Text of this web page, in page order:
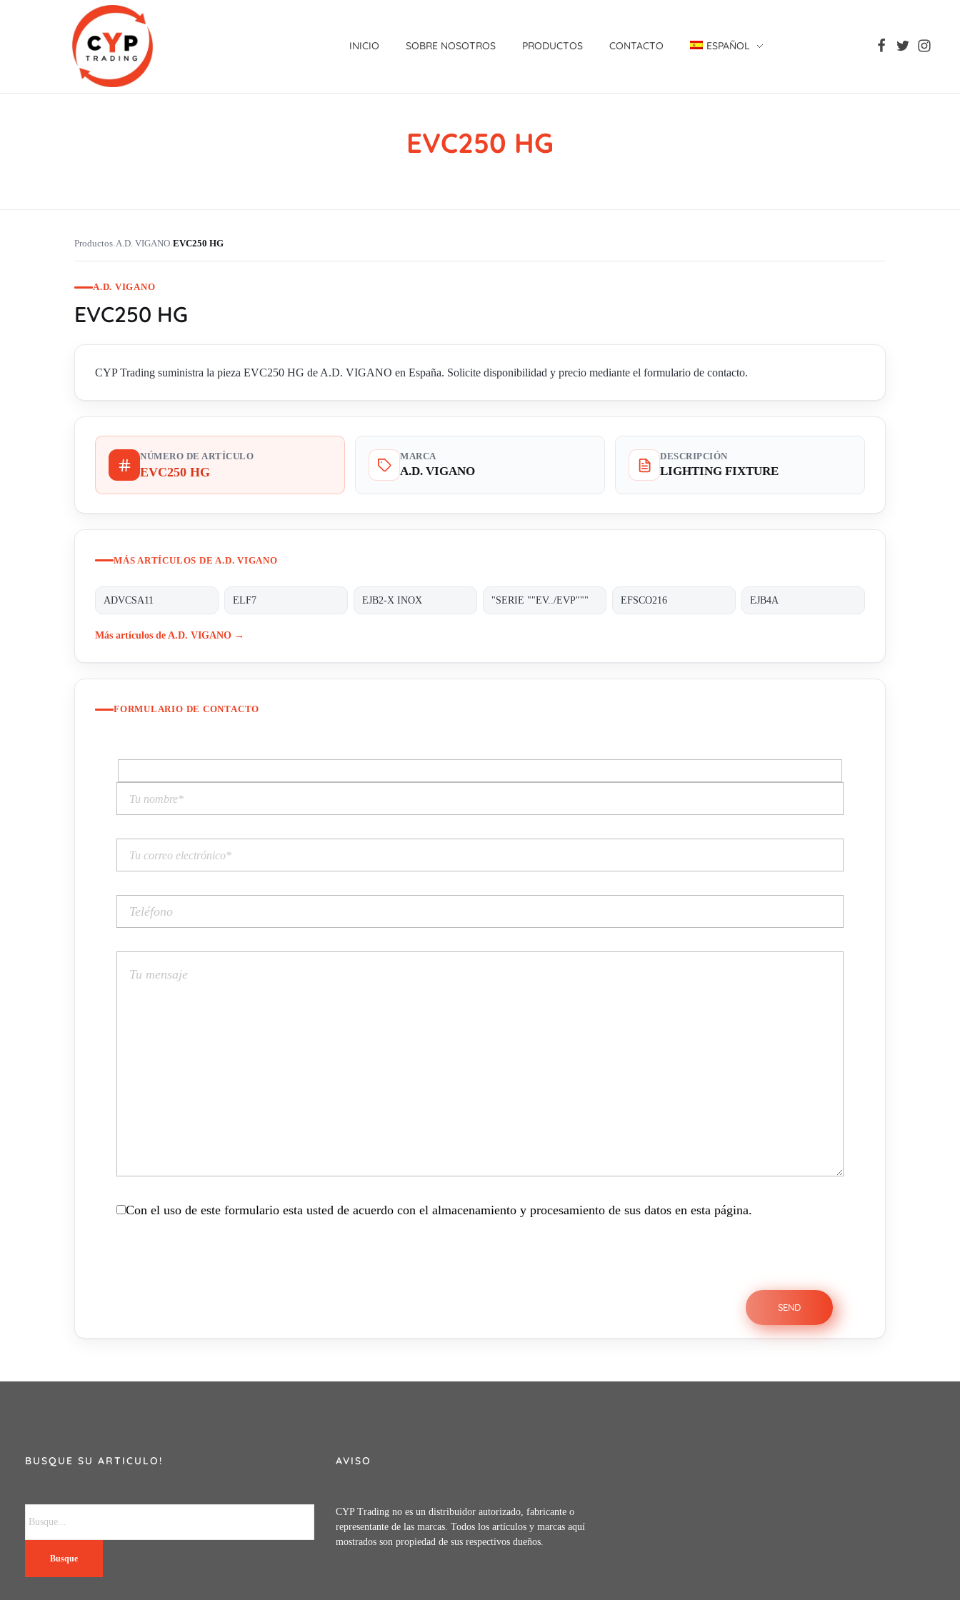
INICIO SOBRE NOSOTROS PRODUCTOS CONTACTO ESPAÑOL
EVC250 HG
Productos›A.D. VIGANO›EVC250 HG
A.D. VIGANO
EVC250 HG
CYP Trading suministra la pieza EVC250 HG de A.D. VIGANO en España. Solicite disponibilidad y precio mediante el formulario de contacto.
NÚMERO DE ARTÍCULO
EVC250 HG
MARCA
A.D. VIGANO
DESCRIPCIÓN
LIGHTING FIXTURE
MÁS ARTÍCULOS DE A.D. VIGANO
ADVCSA11 ELF7 EJB2-X INOX "SERIE ""EV../EVP""" EFSCO216 EJB4A
Más artículos de A.D. VIGANO →
FORMULARIO DE CONTACTO
Con el uso de este formulario esta usted de acuerdo con el almacenamiento y procesamiento de sus datos en esta página.
BUSQUE SU ARTICULO!
Busque
AVISO
CYP Trading no es un distribuidor autorizado, fabricante o
representante de las marcas. Todos los artículos y marcas aquí
mostrados son propiedad de sus respectivos dueños.